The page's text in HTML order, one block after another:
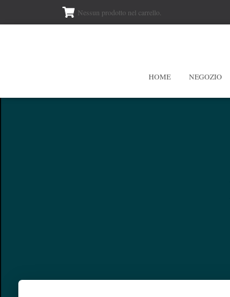
Nessun prodotto nel carrello.
HOME NEGOZIO